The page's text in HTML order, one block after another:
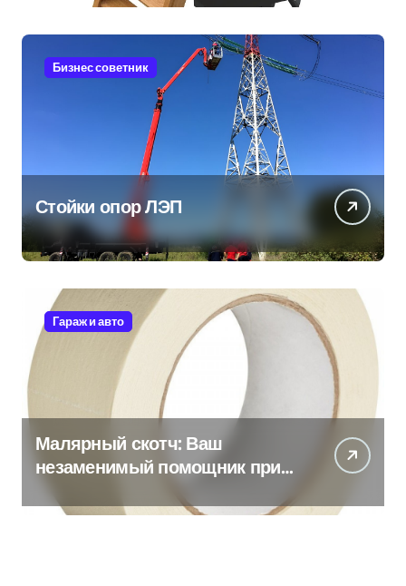
Бизнес советник
Стойки опор ЛЭП
Гараж и авто
Малярный скотч: Ваш
незаменимый помощник при